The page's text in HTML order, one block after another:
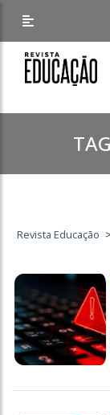
Revista Educação >